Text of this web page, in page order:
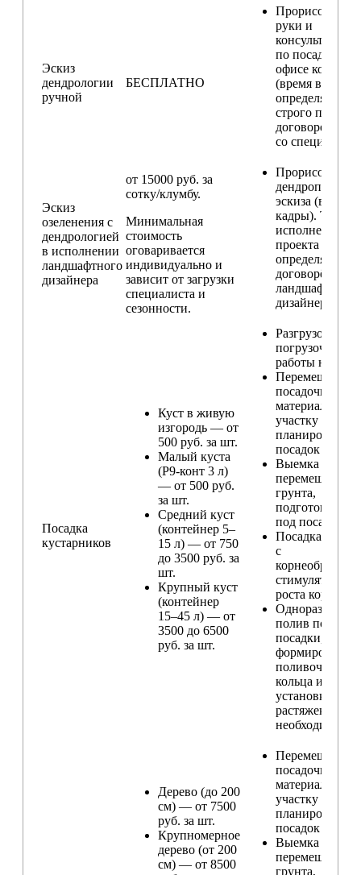
Эскиз
дендрологии
ручной
БЕСПЛАТНО
Прорисовка от
руки и
по посадкам в
офисе
(время встречи
определяется
строго по
со
Эскиз
озеленения с
дендрологией
в исполнении
ландшафтного
дизайнера
от 15000 руб. за
сотку/клумбу.
Минимальная
стоимость
оговаривается
индивидуально и
зависит от загрузки
специалиста и
сезонности.
Прорисовка
дендроплана и
эскиза
кадры).
исполнения
проекта
определяется
ландшафтным
дизайнером
Посадка
кустарников
Куст в живую
изгородь — от
500 руб. за шт.
Малый куста
(Р9-конт 3 л)
— от 500 руб.
за шт.
Средний куст
(контейнер 5–
15 л) — от 750
до 3500 руб. за
шт.
Крупный куст
(контейнер
15–45 л) — от
3500 до 6500
руб. за шт.
Разгрузо-
погрузочные
работы на
Перемещение
посадочного
материала по
участку и
планирование
посадок
Выемка и
перемещение
грунта,
подготовка
под посадку
Посадка
с
стимулятором
роста корней
Одноразовый
полив после
посадки,
формирование
поливочного
кольца и
установка
растяжек (при
Дерево (до 200
см) — от 7500
руб. за шт.
Крупномерное
дерево (от 200
см) — от 8500
Перемещение
посадочного
материала по
участку и
планирование
посадок
Выемка и
перемещение
грунта,